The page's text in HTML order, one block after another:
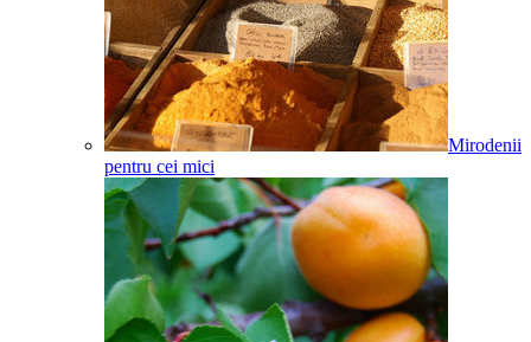
Mirodenii
pentru cei mici